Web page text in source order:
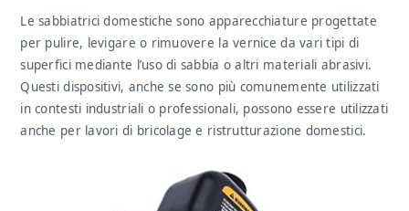
Le sabbiatrici domestiche sono apparecchiature progettate
per pulire, levigare o rimuovere la vernice da vari tipi di
superfici mediante l’uso di sabbia o altri materiali abrasivi.
Questi dispositivi, anche se sono più comunemente utilizzati
in contesti industriali o professionali, possono essere utilizzati
anche per lavori di bricolage e ristrutturazione domestici.